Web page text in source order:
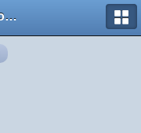
TEPLOOV - программный комплекс для расчёта систем отопления и вентиляции